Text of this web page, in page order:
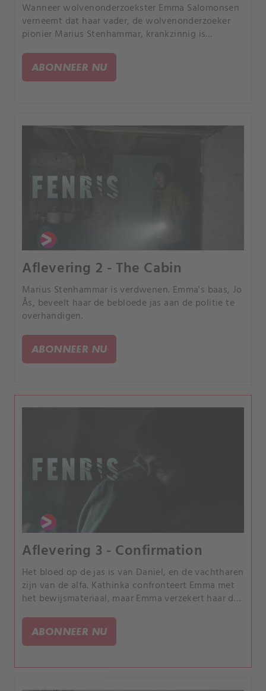
Wanneer wolvenonderzoekster Emma Salomonsen
verneemt dat haar vader, de wolvenonderzoeker
pionier Marius Stenhammar, krankzinnig is
naar Østbygda.
ABONNEER NU
Aflevering 2 - The Cabin
Marius Stenhammar is verdwenen. Emma's baas, Jo
Ås, beveelt haar de bebloede jas aan de politie te
overhandigen.
ABONNEER NU
Aflevering 3 - Confirmation
Het bloed op de jas is van Daniel, en de vachtharen
zijn van de alfa. Kathinka confronteert Emma met
het bewijsmateriaal, maar Emma verzekert haar dat
ABONNEER NU